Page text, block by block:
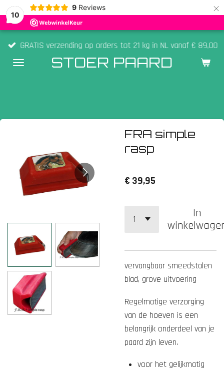
10
9 Reviews ×
STOER PAARD
GRATIS verzending op orders tot 21 kg in NL vanaf € 89,00
FRA simple
rasp
€ 39,95
In
vervangbaar smeedstalen
blad, grove uitvoering
Regelmatige verzorging
van de hoeven is een
belangrijk onderdeel van je
paard zijn leven.
voor het gelijkmatig